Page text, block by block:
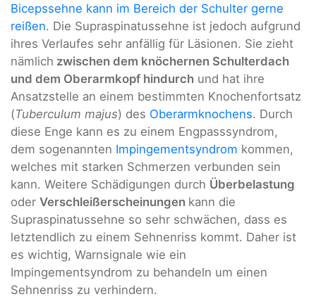
Bicepssehne kann im Bereich der Schulter gerne
reißen. Die Supraspinatussehne ist jedoch aufgrund
ihres Verlaufes sehr anfällig für Läsionen. Sie zieht
nämlich zwischen dem knöchernen Schulterdach
und dem Oberarmkopf hindurch und hat ihre
Ansatzstelle an einem bestimmten Knochenfortsatz
(Tuberculum majus) des Oberarmknochens. Durch
diese Enge kann es zu einem Engpasssyndrom,
dem sogenannten Impingementsyndrom kommen,
welches mit starken Schmerzen verbunden sein
kann. Weitere Schädigungen durch Überbelastung
oder Verschleißerscheinungen kann die
Supraspinatussehne so sehr schwächen, dass es
letztendlich zu einem Sehnenriss kommt. Daher ist
es wichtig, Warnsignale wie ein
Impingementsyndrom zu behandeln um einen
Sehnenriss zu verhindern.